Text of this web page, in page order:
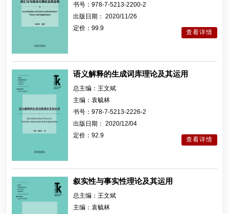
书号：978-7-5213-2200-2
出版日期：
2020/11/26
定价：99.9
查看详情
语义解释的生成词库理论及其运用
总主编：王文斌
主编：袁毓林
书号：978-7-5213-2226-2
出版日期：
2020/12/04
定价：92.9
查看详情
叙实性与事实性理论及其运用
总主编：王文斌
主编：袁毓林